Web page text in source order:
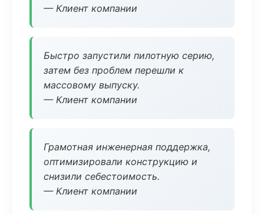
— Клиент компании
Быстро запустили пилотную серию,
затем без проблем перешли к
массовому выпуску.
— Клиент компании
Грамотная инженерная поддержка,
оптимизировали конструкцию и
снизили себестоимость.
— Клиент компании